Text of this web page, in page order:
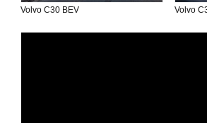
Volvo C30 BEV Volvo